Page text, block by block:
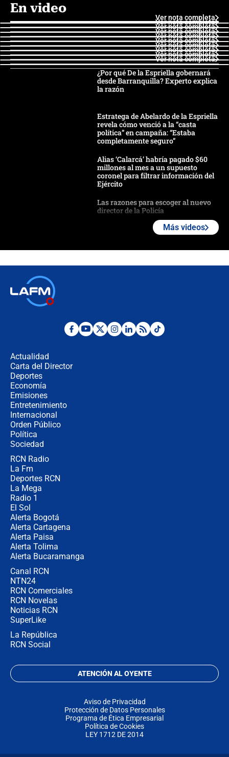
En video
Ver nota completa
Ver nota completa
Ver nota completa
Ver nota completa
Ver nota completa
Ver nota completa
Ver nota completa
Ver nota completa
Ver nota completa
Ver nota completa
¿Por qué De la Espriella gobernará
desde Barranquilla? Experto explica
la razón
Estratega de Abelardo de la Espriella
revela cómo venció a la “casta
política” en campaña: “Estaba
completamente seguro”
Alias ‘Calarcá’ habría pagado $60
millones al mes a un supuesto
coronel para filtrar información del
Ejército
Las razones para escoger al nuevo
director de la Policía
"No hubo fraude ni posibilidad de
Más videos
Actualidad
Carta del Director
Deportes
Economía
Emisiones
Entretenimiento
Internacional
Orden Público
Política
Sociedad
RCN Radio
La Fm
Deportes RCN
La Mega
Radio 1
El Sol
Alerta Bogotá
Alerta Cartagena
Alerta Paisa
Alerta Tolima
Alerta Bucaramanga
Canal RCN
NTN24
RCN Comerciales
RCN Novelas
Noticias RCN
SuperLike
La República
RCN Social
ATENCIÓN AL OYENTE
Aviso de Privacidad
Protección de Datos Personales
Programa de Ética Empresarial
Política de Cookies
LEY 1712 DE 2014